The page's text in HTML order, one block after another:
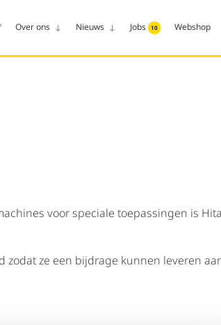
Over ons Nieuws Jobs 10 Webshop
voor speciale toepassingen is
ze een bijdrage kunnen leveren